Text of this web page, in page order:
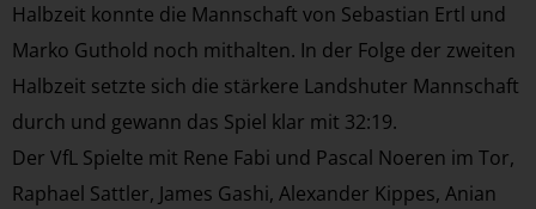
Halbzeit konnte die Mannschaft von Sebastian Ertl und
Marko Guthold noch mithalten. In der Folge der zweiten
Halbzeit setzte sich die stärkere Landshuter Mannschaft
durch und gewann das Spiel klar mit 32:19.
Der VfL Spielte mit Rene Fabi und Pascal Noeren im Tor,
Raphael Sattler, James Gashi, Alexander Kippes, Anian